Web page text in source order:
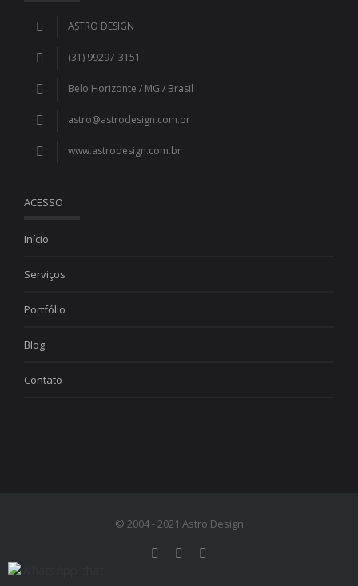
ASTRO DESIGN
(31) 99297-3151
Belo Horizonte / MG / Brasil
astro@astrodesign.com.br
www.astrodesign.com.br
ACESSO
Início
Serviços
Portfólio
Blog
Contato
© 2004 - 2021 Astro Design